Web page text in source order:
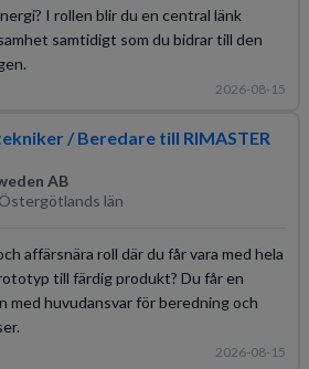
I rollen blir du en central länk
samtidigt som du bidrar till den
2026-08-15
/ Beredare till RIMASTER
AB
län
affärsnära roll där du får vara med hela
till färdig produkt? Du får en
med huvudansvar för beredning och
2026-08-15